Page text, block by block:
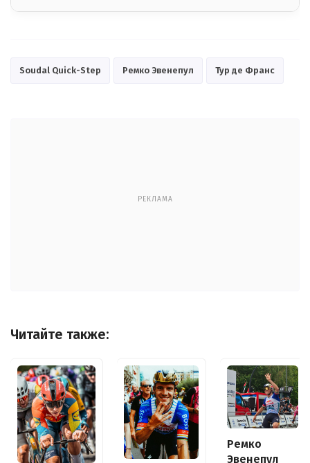
Soudal Quick-Step Ремко Эвенепул Тур де Франс
РЕКЛАМА
Читайте также:
Ремко
Эвенепул